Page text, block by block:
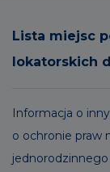
Lista miejsc
lokatorskich
Informacja o
o ochronie praw